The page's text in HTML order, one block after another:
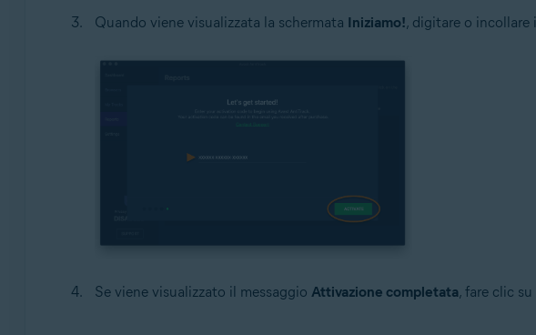
Quando viene visualizzata la schermata Iniziamo!, digitare o incollare il
Se viene visualizzato il messaggio Attivazione completata, fare clic su